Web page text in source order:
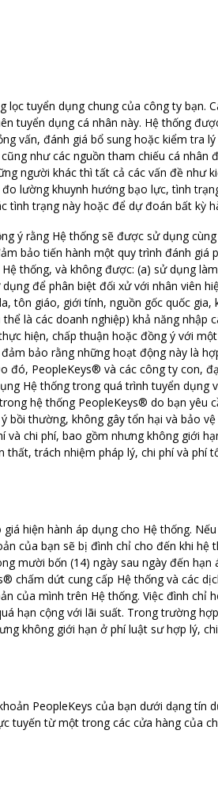
tuyển dụng chung của công ty bạn.
tuyển dụng cá nhân này. Hệ thống
vấn, đánh giá bổ sung hoặc kiểm tra
như các nguồn tham chiếu cá
người khác thì tất cả các vấn đề như
lường khuynh hướng bạo lực, tình
trạng này hoặc để dự đoán bất kỳ
ý rằng Hệ thống sẽ được sử dụng
bảo tiến hành một quy trình đánh giá
thống, và không được: (a) sử dụng
để phân biệt đối xử với nhân viên
tôn giáo, giới tính, nguồn gốc quốc
là các doanh nghiệp) khả năng nhập
hiện, chấp thuận hoặc đồng ý với
bảo rằng những hoạt động này là
PeopleKeys® và các công ty con,
Hệ thống trong quá trình tuyển dụng
hệ thống PeopleKeys® do bạn yêu
thường, không gây tổn hại và bảo
chi phí, bao gồm nhưng không giới
trách nhiệm pháp lý, chi phí và phí
hiện hành áp dụng cho Hệ thống.
của bạn sẽ bị đình chỉ cho đến khi hệ
mười bốn (14) ngày sau ngày đến
chấm dứt cung cấp Hệ thống và các
của mình trên Hệ thống. Việc đình chỉ
hạn cộng với lãi suất. Trong trường
không giới hạn ở phí luật sư hợp lý,
PeopleKeys của bạn dưới dạng tín
từ một trong các cửa hàng của